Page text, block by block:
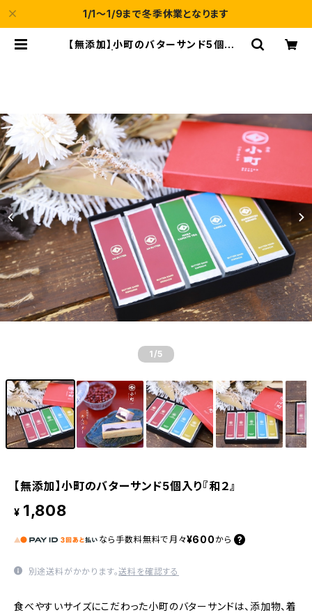
1/1～1/9まで冬季休業となります
【無添加】小町のバターサンド5個入り
1 /5
【無添加】小町のバターサンド5個入り『和２』
¥ 1,808
なら 手数料無料で 月々¥600 から
別途送料がかかります。送料を確認する
食べやすいサイズにこだわった小町のバターサンドは、添加物、着